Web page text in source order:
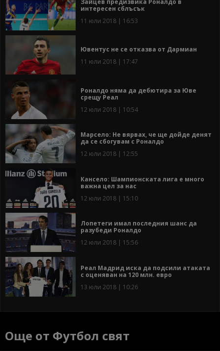
интересен сблъсък
11 юли 2018 | 16:53
Ювентус не се отказва от Дармиан
11 юли 2018 | 17:47
Роналдо няма да дебютира за Юве
срещу Реал
12 юли 2018 | 10:54
Марсело: Не вярвах, че ще дойде денят
да се сбогувам с Роналдо
12 юли 2018 | 12:55
Кансело: Шампионската лига е много
важна цел за нас
12 юли 2018 | 15:10
Лопетеги имал последния шанс да
разубеди Роналдо
12 юли 2018 | 15:56
Реал Мадрид иска да подсили атаката
с оценяван на 120 млн. евро
13 юли 2018 | 10:26
Още от Футбол свят